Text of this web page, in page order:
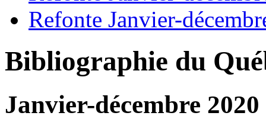
Refonte Janvier-
Bibliographie du
Janvier-décembre 2020